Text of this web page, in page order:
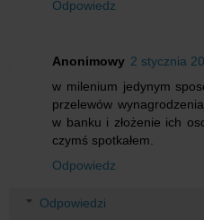
Odpowiedz
Anonimowy 2 stycznia
w milenium jedynym
przelewów
w banku i złożenie ich
czymś spotkałem.
Odpowiedz
Odpowiedzi